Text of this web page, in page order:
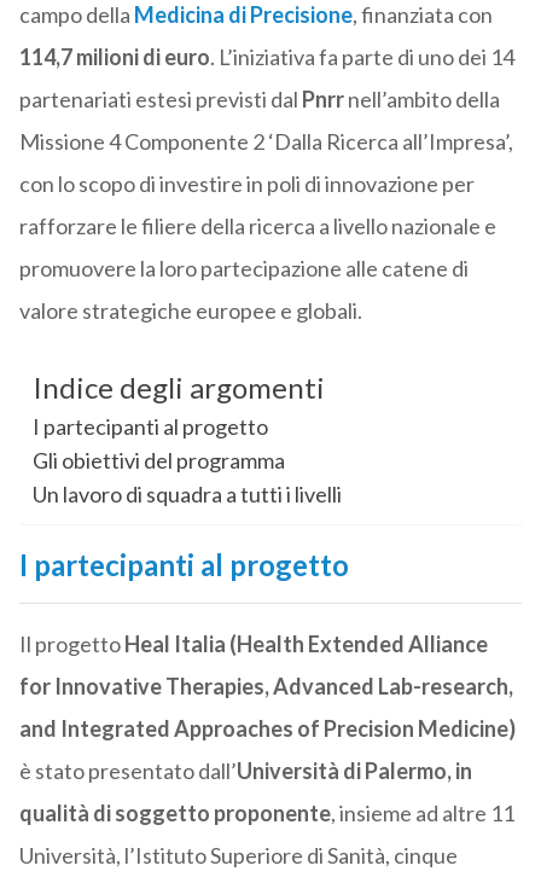
campo della Medicina di Precisione, finanziata con
114,7 milioni di euro. L’iniziativa fa parte di uno dei 14
partenariati estesi previsti dal Pnrrnell’ambito della
Missione 4 Componente 2 ‘Dalla Ricerca all’Impresa’,
con lo scopo di investire in poli di innovazione per
rafforzare le filiere della ricerca a livello nazionale e
promuovere la loro partecipazione alle catene di
valore strategiche europee e globali.
Indice degli argomenti
I partecipanti al progetto
Gli obiettivi del programma
Un lavoro di squadra a tutti i livelli
I partecipanti al progetto
Il progettoHeal Italia (Health Extended Alliance
for Innovative Therapies, Advanced Lab-research,
and Integrated Approaches of Precision Medicine)
è stato presentato dall’Università di Palermo, in
qualità di soggetto proponente, insieme ad altre 11
Università, l’Istituto Superiore di Sanità, cinque